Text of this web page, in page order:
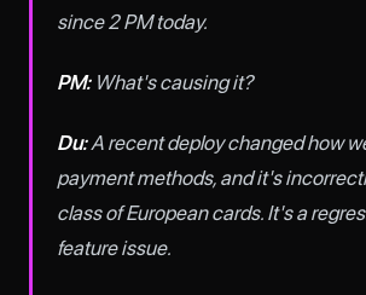
since 2 PM today.
PM:What's causing it?
Du:A recent deploy changed how
payment methods, and it's
class of European cards. It's a
feature issue.